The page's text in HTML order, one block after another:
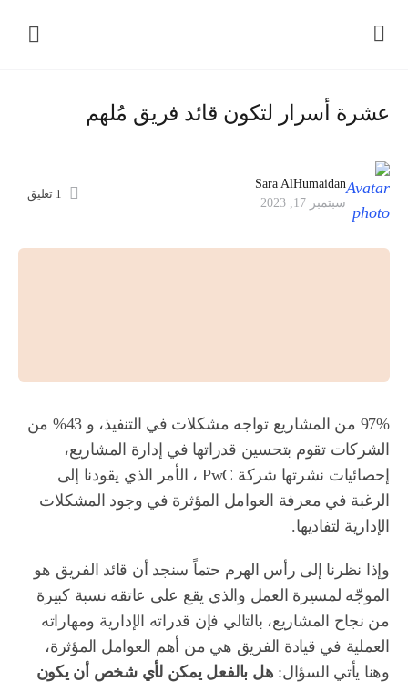
عشرة أسرار لتكون قائد فريق مُلهم
Sara AlHumaidan
سبتمبر 17, 2023
1 تعليق
97% من المشاريع تواجه مشكلات في التنفيذ، و 43% من
الشركات تقوم بتحسين قدراتها في إدارة المشاريع،
إحصائيات نشرتها شركة PwC ، الأمر الذي يقودنا إلى
الرغبة في معرفة العوامل المؤثرة في وجود المشكلات
الإدارية لتفاديها.
وإذا نظرنا إلى رأس الهرم حتماً سنجد أن قائد الفريق هو
الموجّه لمسيرة العمل والذي يقع على عاتقه نسبة كبيرة
من نجاح المشاريع، بالتالي فإن قدراته الإدارية ومهاراته
العملية في قيادة الفريق هي من أهم العوامل المؤثرة،
وهنا يأتي السؤال: هل بالفعل يمكن لأي شخص أن يكون